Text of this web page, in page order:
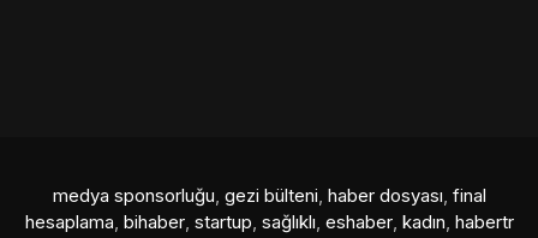
medya sponsorluğu, gezi bülteni, haber dosyası, final
hesaplama, bihaber, startup, sağlıklı, eshaber, kadın, habertr